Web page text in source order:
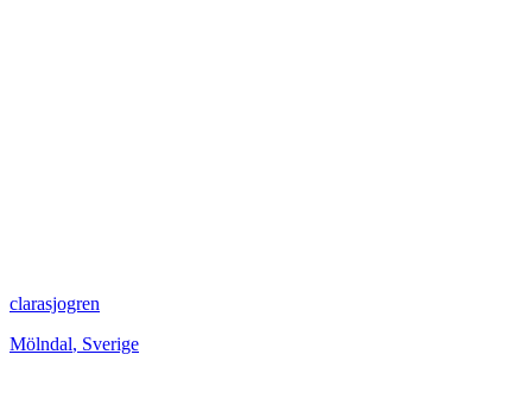
clarasjogren
Mölndal, Sverige